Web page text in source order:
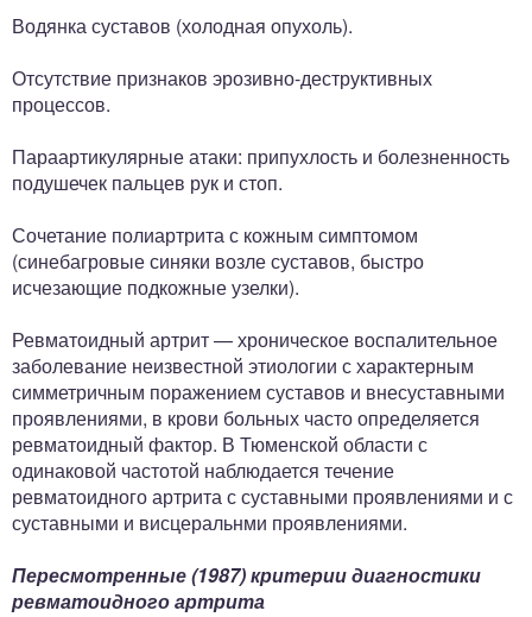
Водянка суставов (холодная опухоль).
Отсутствие признаков эрозивно-деструктивных
процессов.
Параартикулярные атаки: припухлость и болезненность
подушечек пальцев рук и стоп.
Сочетание полиартрита с кожным симптомом
(синебагровые синяки возле суставов, быстро
исчезающие подкожные узелки).
Ревматоидный артрит — хроническое воспалительное
заболевание неизвестной этиологии с характерным
симметричным поражением суставов и внесуставными
проявлениями, в крови больных часто определяется
ревматоидный фактор. В Тюменской области с
одинаковой частотой наблюдается течение
ревматоидного артрита с суставными проявлениями и с
суставными и висцеральнми проявлениями.
Пересмотренные (1987) критерии диагностики
ревматоидного артрита